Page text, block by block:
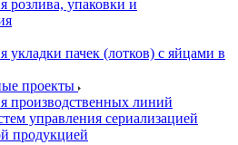
розлива, упаковки и
укладки пачек (лотков) с яйцами в
проекты
производственных линий
управления сериализацией
продукцией